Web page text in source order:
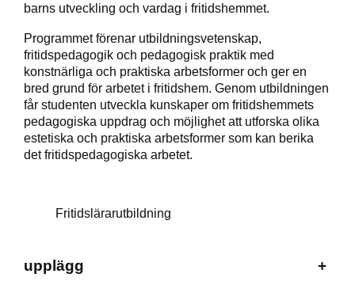
barns utveckling och vardag i fritidshemmet.
Programmet förenar utbildningsvetenskap,
fritidspedagogik och pedagogisk praktik med
konstnärliga och praktiska arbetsformer och ger en
bred grund för arbetet i fritidshem. Genom utbildningen
får studenten utveckla kunskaper om fritidshemmets
pedagogiska uppdrag och möjlighet att utforska olika
estetiska och praktiska arbetsformer som kan berika
det fritidspedagogiska arbetet.
Fritidslärarutbildning
upplägg +